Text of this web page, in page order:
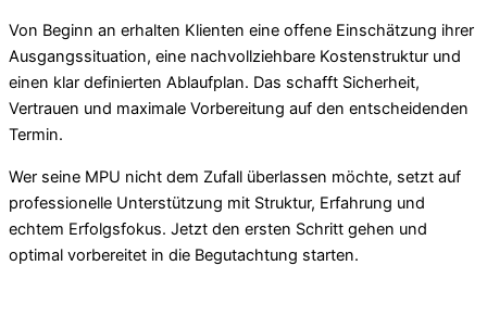
Von Beginn an erhalten Klienten eine offene Einschätzung ihrer
Ausgangssituation, eine nachvollziehbare Kostenstruktur und
einen klar definierten Ablaufplan. Das schafft Sicherheit,
Vertrauen und maximale Vorbereitung auf den entscheidenden
Termin.
Wer seine MPU nicht dem Zufall überlassen möchte, setzt auf
professionelle Unterstützung mit Struktur, Erfahrung und
echtem Erfolgsfokus. Jetzt den ersten Schritt gehen und
optimal vorbereitet in die Begutachtung starten.